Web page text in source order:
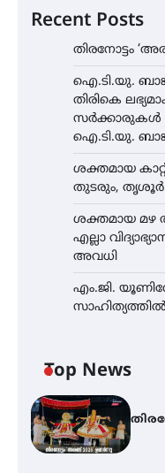
Recent Posts
തിരനോട്ടം
ഐ.ടി.യു.
തിരികെ
സർക്കാരുകൾ
ഐ.ടി.യു.
ശക്തമായ
തുടരും, തൃശൂർ
ശക്തമായ മഴ
എല്ലാ
അവധി
എം.ജി.
Top News